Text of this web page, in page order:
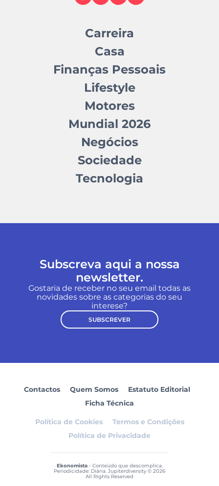
Carreira
Casa
Finanças Pessoais
Lifestyle
Motores
Mundial 2026
Negócios
Sociedade
Tecnologia
Subscreva aqui a nossa
newsletter.
Gostaria de receber no seu email todas as
novidades sobre as categorias do seu
interese?
SUBSCREVER
Contactos Quem Somos
Estatuto Editorial
Ficha Técnica
Política de Cookies
Termos e Condições
Política de Privacidade
Ekonomista- Conteúdo que descomplica.
Periodicidade: Diária. Jupiterdiversity © 2026
All Rights Reserved